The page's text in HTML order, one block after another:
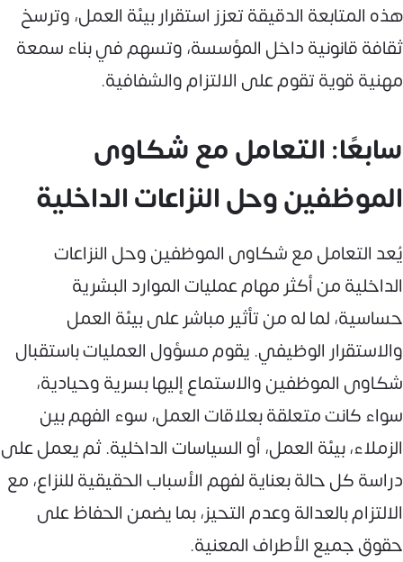
هذه المتابعة الدقيقة تعزز استقرار بيئة العمل، وترسخ
ثقافة قانونية داخل المؤسسة، وتسهم في بناء سمعة
مهنية قوية تقوم على الالتزام والشفافية.
سابعًا: التعامل مع شكاوى
الموظفين وحل النزاعات الداخلية
يُعد التعامل مع شكاوى الموظفين وحل النزاعات
الداخلية من أكثر مهام عمليات الموارد البشرية
حساسية، لما له من تأثير مباشر على بيئة العمل
والاستقرار الوظيفي. يقوم مسؤول العمليات باستقبال
شكاوى الموظفين والاستماع إليها بسرية وحيادية،
سواء كانت متعلقة بعلاقات العمل، سوء الفهم بين
الزملاء، بيئة العمل، أو السياسات الداخلية. ثم يعمل على
دراسة كل حالة بعناية لفهم الأسباب الحقيقية للنزاع، مع
الالتزام بالعدالة وعدم التحيز، بما يضمن الحفاظ على
حقوق جميع الأطراف المعنية.